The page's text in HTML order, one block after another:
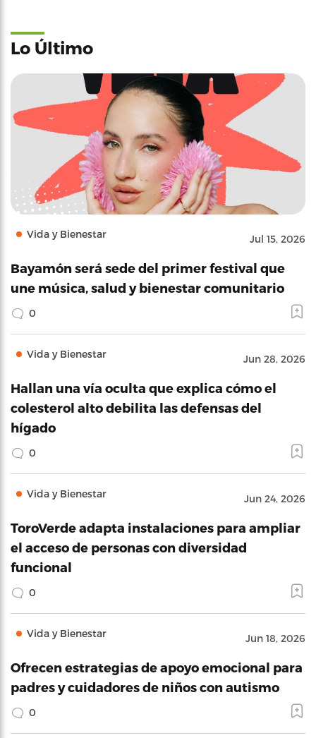
Lo Último
Vida y Bienestar Jul 15, 2026
Bayamón será sede del primer festival que
une música, salud y bienestar comunitario
0
Vida y Bienestar Jun 28, 2026
Hallan una vía oculta que explica cómo el
colesterol alto debilita las defensas del
hígado
0
Vida y Bienestar Jun 24, 2026
ToroVerde adapta instalaciones para ampliar
el acceso de personas con diversidad
funcional
0
Vida y Bienestar Jun 18, 2026
Ofrecen estrategias de apoyo emocional para
padres y cuidadores de niños con autismo
0